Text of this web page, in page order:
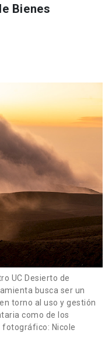
Bienes
UC Desierto de
busca ser un
torno al uso y gestión
como de los
fotográfico: Nicole